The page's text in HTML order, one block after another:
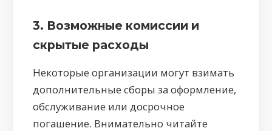
3. Возможные комиссии и
скрытые расходы
Некоторые организации могут взимать
дополнительные сборы за оформление,
обслуживание или досрочное
погашение. Внимательно читайте